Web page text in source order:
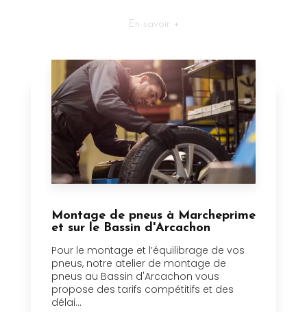
En savoir +
Montage de pneus à Marcheprime
et sur le Bassin d'Arcachon
Pour le montage et l’équilibrage de vos
pneus, notre atelier de montage de
pneus au Bassin d'Arcachon vous
propose des tarifs compétitifs et des
délai...